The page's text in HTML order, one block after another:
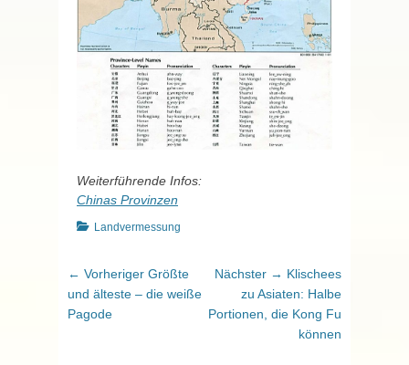
Weiterführende Infos:
Chinas Provinzen
Kategorien
Landvermessung
Beitragsnavigation
← Vorheriger Vorheriger
Beitrag:
Größte
und älteste – die weiße
Pagode
Nächster → Nächster
Beitrag:
Klischees
zu Asiaten: Halbe
Portionen, die Kong Fu
können